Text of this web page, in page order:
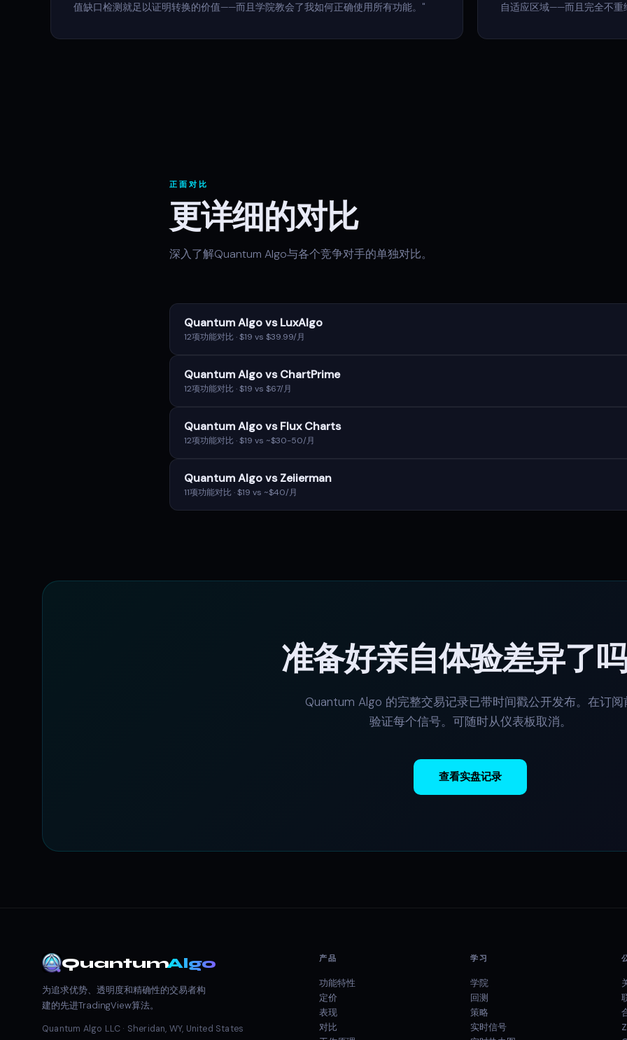
值缺口检测就足以证明转换的价值——而且学院教会了我如何正确使用所有功能。"
自适应区域——而且完全不重
正面对比
更详细的对比
深入了解Quantum Algo与各个竞争对手的单独对比。
Quantum Algo vs LuxAlgo
12项功能对比 · $19 vs $39.99/月
Quantum Algo vs ChartPrime
12项功能对比 · $19 vs $67/月
Quantum Algo vs Flux Charts
12项功能对比 · $19 vs ~$30-50/月
Quantum Algo vs Zeiierman
11项功能对比 · $19 vs ~$40/月
准备好亲自体验差异了
Quantum Algo 的完整交易记录已带时间戳公开发布。在订阅
验证每个信号。可随时从仪表板取消。
查看实盘记录
QuantumAlgo
为追求优势、透明度和精确性的交易者构
建的先进TradingView算法。
Quantum Algo LLC · Sheridan, WY, United States
产品
功能特性
定价
表现
对比
学习
学院
回测
策略
实时信号